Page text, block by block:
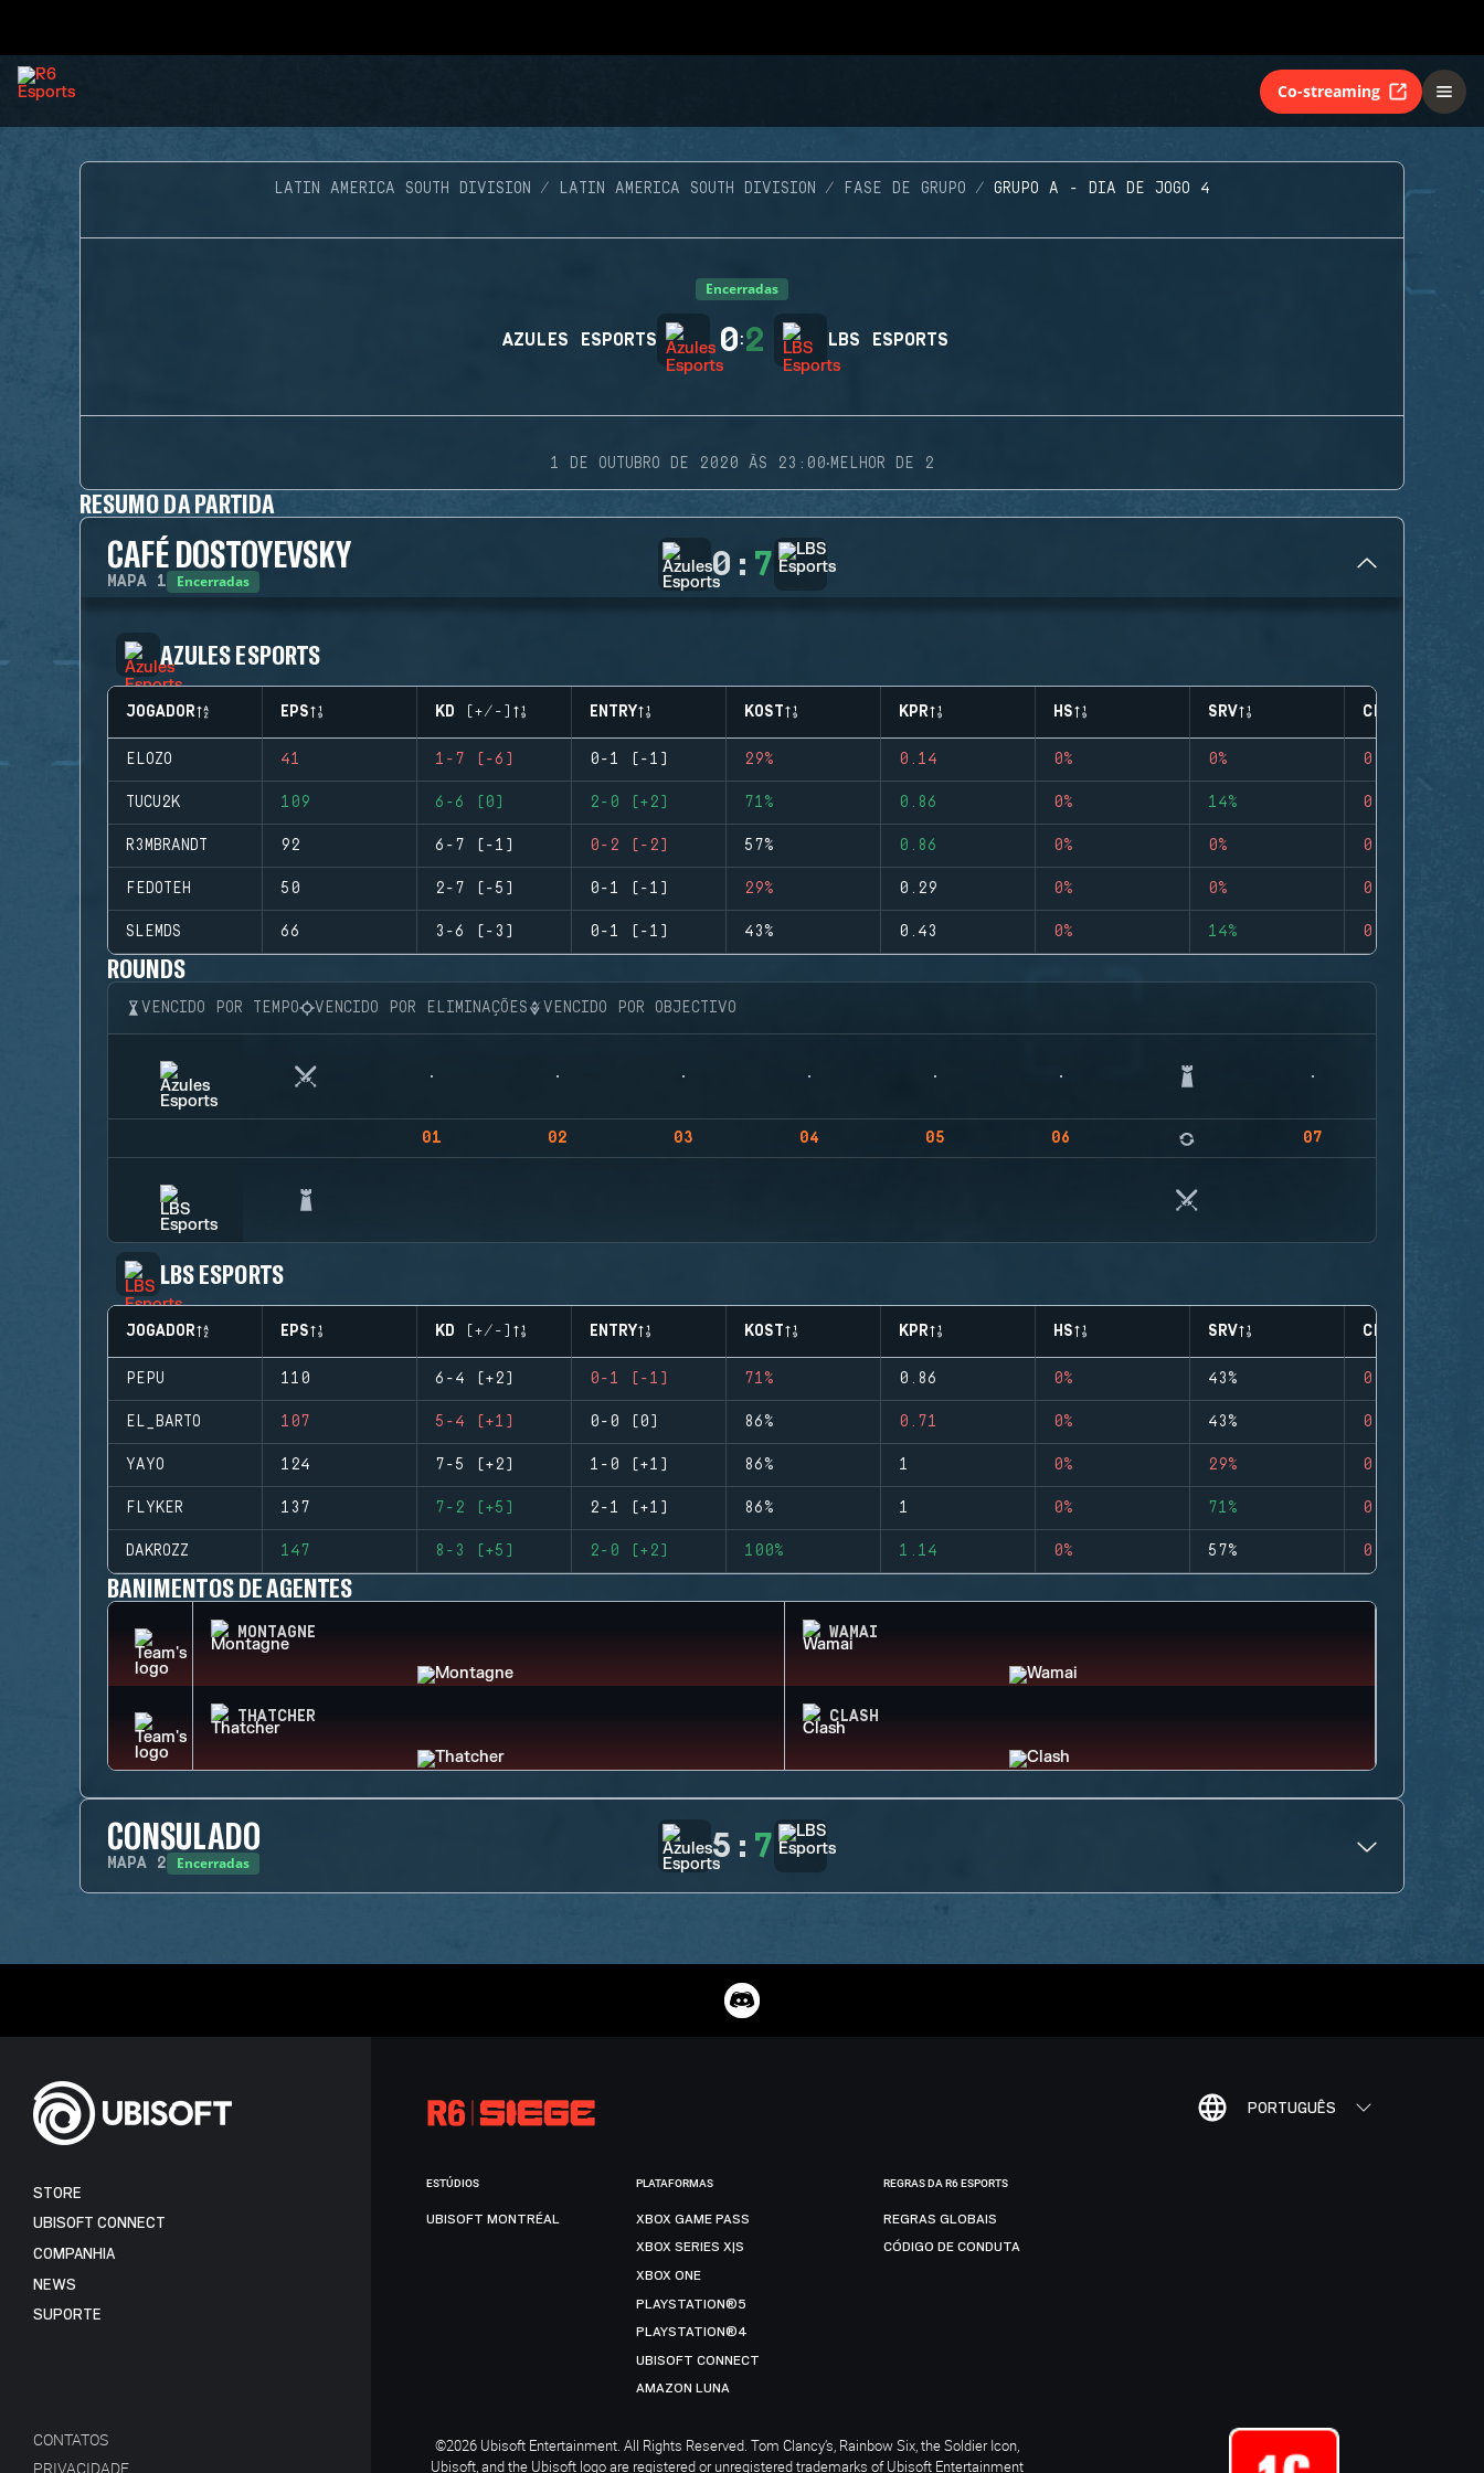
Co-streaming
LATIN AMERICA SOUTH DIVISION LATIN AMERICA SOUTH DIVISION FASE DE GRUPO GRUPO A - DIA DE JOGO 4
Encerradas
AZULES ESPORTS 0:2 LBS ESPORTS
1 DE OUTUBRO DE 2020 ÀS 23:00·MELHOR DE 2
RESUMO DA PARTIDA
CAFÉ DOSTOYEVSKY
MAPA 1 Encerradas 0 : 7
AZULES ESPORTS
JOGADOR EPS KD (+/-) ENTRY KOST KPR HS SRV CLUTCHES
ELOZO 41 1-7 (-6) 0-1 (-1) 29% 0.14 0% 0% 0
TUCU2K 109 6-6 (0) 2-0 (+2) 71% 0.86 0% 14% 0
R3MBRANDT 92 6-7 (-1) 0-2 (-2) 57% 0.86 0% 0% 0
FEDOTEH 50 2-7 (-5) 0-1 (-1) 29% 0.29 0% 0% 0
SLEMDS 66 3-6 (-3) 0-1 (-1) 43% 0.43 0% 14% 0
ROUNDS
VENCIDO POR TEMPO VENCIDO POR ELIMINAÇÕES VENCIDO POR OBJECTIVO
01 02 03 04 05 06 07
LBS ESPORTS
JOGADOR EPS KD (+/-) ENTRY KOST KPR HS SRV CLUTCHES
PEPU 110 6-4 (+2) 0-1 (-1) 71% 0.86 0% 43% 0
EL_BARTO 107 5-4 (+1) 0-0 (0) 86% 0.71 0% 43% 0
YAYO 124 7-5 (+2) 1-0 (+1) 86% 1 0% 29% 0
FLYKER 137 7-2 (+5) 2-1 (+1) 86% 1 0% 71% 0
DAKROZZ 147 8-3 (+5) 2-0 (+2) 100% 1.14 0% 57% 0
BANIMENTOS DE AGENTES
MONTAGNE WAMAI
THATCHER CLASH
CONSULADO
MAPA 2 Encerradas 5 : 7
PORTUGUÊS
STORE
UBISOFT CONNECT
COMPANHIA
NEWS
SUPORTE
CONTATOS
PRIVACIDADE
ESTÚDIOS
UBISOFT MONTRÉAL
PLATAFORMAS
XBOX GAME PASS
XBOX SERIES X|S
XBOX ONE
PLAYSTATION®5
PLAYSTATION®4
UBISOFT CONNECT
AMAZON LUNA
REGRAS DA R6 ESPORTS
REGRAS GLOBAIS
CÓDIGO DE CONDUTA
©2026 Ubisoft Entertainment. All Rights Reserved. Tom Clancy’s, Rainbow Six, the Soldier Icon,
Ubisoft, and the Ubisoft logo are registered or unregistered trademarks of Ubisoft Entertainment